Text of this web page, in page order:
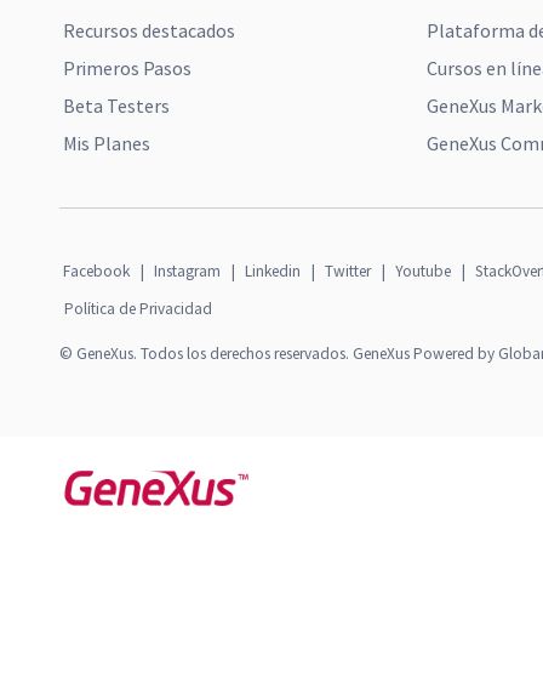
Recursos destacados
Primeros Pasos
Beta Testers
Mis Planes
Plataforma
Cursos en
GeneXus
GeneXus
Facebook | Instagram | Linkedin | Twitter | Youtube |
Política de Privacidad
© GeneXus. Todos los derechos reservados. GeneXus Powered by